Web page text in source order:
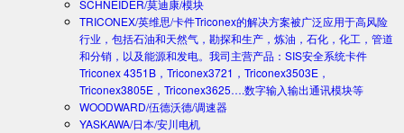
SCHNEIDER/莫迪康/模块
TRICONEX/英维思/卡件Triconex的解决方案被广泛应用于高风险
行业，包括石油和天然气，勘探和生产，炼油，石化，化工，管道
和分销，以及能源和发电。我司主营产品：SIS安全系统卡件
Triconex 4351B，Triconex3721，Triconex3503E，
Triconex3805E，Triconex3625….数字输入输出通讯模块等
WOODWARD/伍德沃德/调速器
YASKAWA/日本/安川电机